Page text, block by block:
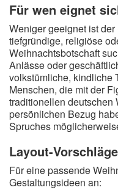
Für wen eignet
Weniger geeignet ist
tiefgründige, religiöse
Weihnachtsbotschaft
Anlässe oder
volkstümliche, kindliche
Menschen, die mit der
traditionellen deutschen
persönlichen Bezug
Spruches
Layout-
Für eine passende
Gestaltungsideen an: